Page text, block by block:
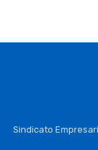
Sindicato